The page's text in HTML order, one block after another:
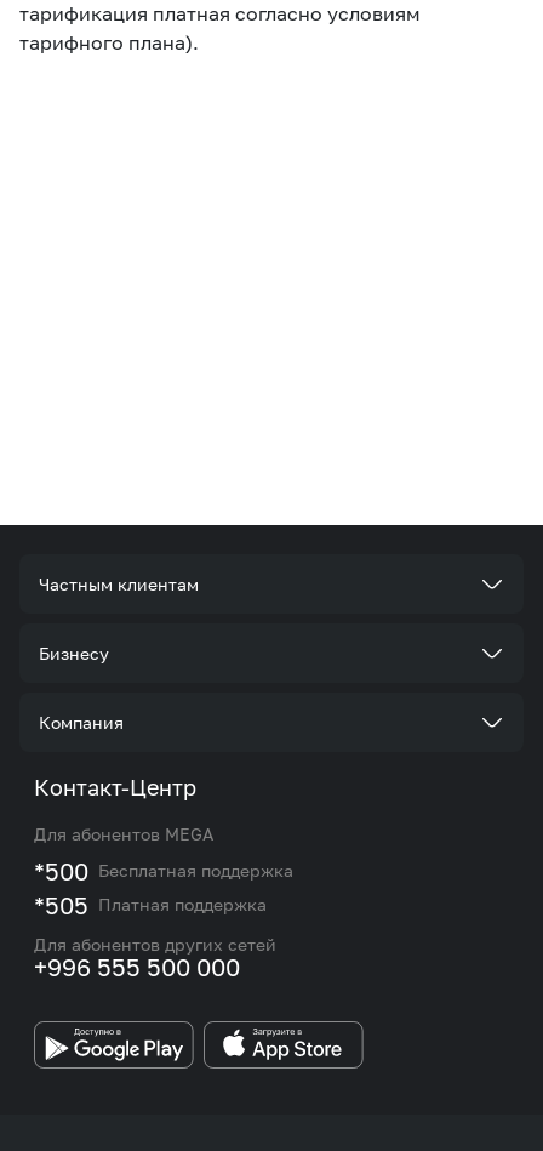
тарификация платная согласно условиям
тарифного плана).
Частным клиентам
Тарифы
Роуминг и международные звонки
eSIM
Подбор номера
Бизнесу
Стать корпоративным клиентом
M2M
Контакты сотрудников отдела по работе с
корпоративными и VIP клиентами
Компания
О нас
Новости
Карта покрытия сети и центров обслуживания
Работа в MEGA
Бренд MEGA
Контакт-Центр
Для абонентов MEGA
*500 Бесплатная поддержка
*505 Платная поддержка
Для абонентов других сетей
+996 555 500 000